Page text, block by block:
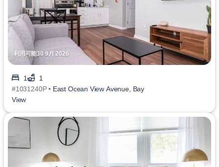
利用可能30 9月 2026
1
1
#1031240P • East Ocean View Avenue, Bay
View